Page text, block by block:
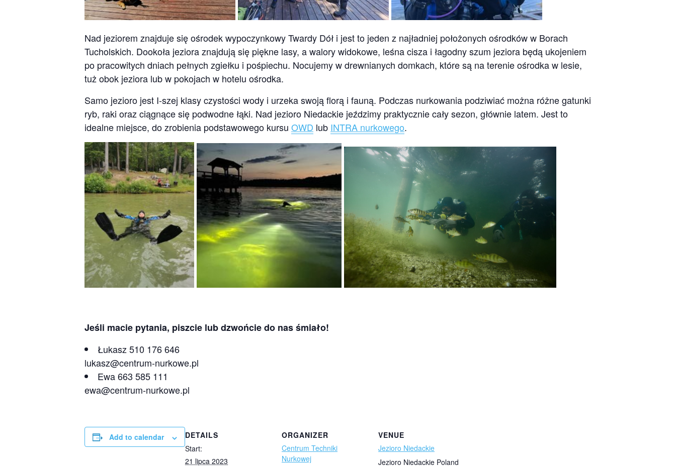
Nad jeziorem znajduje się ośrodek wypoczynkowy Twardy Dół i jest to jeden z najładniej położonych ośrodków w Borach
Tucholskich. Dookoła jeziora znajdują się piękne lasy, a walory widokowe, leśna cisza i łagodny szum jeziora będą ukojeniem
po pracowitych dniach pełnych zgiełku i pośpiechu. Nocujemy w drewnianych domkach, które są na terenie ośrodka w lesie,
tuż obok jeziora lub w pokojach w hotelu ośrodka.
Samo jezioro jest I-szej klasy czystości wody i urzeka swoją florą i fauną. Podczas nurkowania podziwiać można różne gatunki
ryb, raki oraz ciągnące się podwodne łąki. Nad jezioro Niedackie jeździmy praktycznie cały sezon, głównie latem. Jest to
idealne miejsce, do zrobienia podstawowego kursu OWD lub INTRA nurkowego.
Jeśli macie pytania, piszcie lub dzwońcie do nas śmiało!
Łukasz 510 176 646
lukasz@centrum-nurkowe.pl
Ewa 663 585 111
ewa@centrum-nurkowe.pl
Add to calendar
DETAILS
Start:
21 lipca 2023
ORGANIZER
Centrum Techniki
Nurkowej
VENUE
Jezioro Niedackie
Jezioro Niedackie Poland